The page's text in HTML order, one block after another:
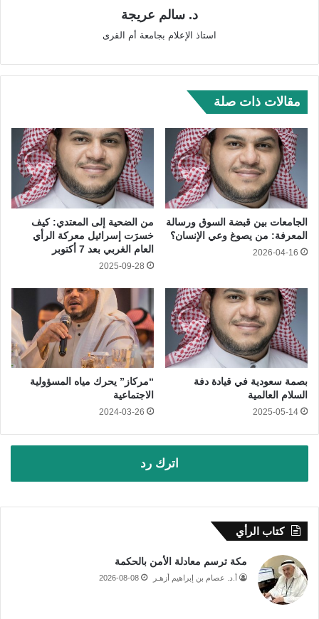
د. سالم عريجة
استاذ الإعلام بجامعة أم القرى
مقالات ذات صلة
الجامعات بين قبضة السوق ورسالة
المعرفة: من يصوغ وعي الإنسان؟
2026-04-16
من الضحية إلى المعتدي: كيف
خسرَت إسرائيل معركة الرأي
العام الغربي بعد 7 أكتوبر
2025-09-28
بصمة سعودية في قيادة دفة
السلام العالمية
2025-05-14
“مركاز” يحرك مياه المسؤولية
الاجتماعية
2024-03-26
اترك رد
كتاب الرأي
مكة ترسم معادلة الأمن بالحكمة
أ.د. عصام بن إبراهيم أزهـر 2026-08-08